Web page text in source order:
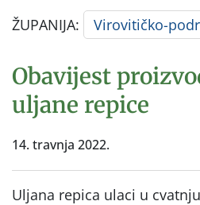
ŽUPANIJA: Virovitičko-
Obavijest
uljane repice
14. travnja 2022.
Uljana repica ulaci u